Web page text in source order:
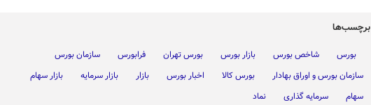
برچسب‌ها
بورس شاخص بورس بازار بورس بورس تهران فرابورس
سازمان بورس
سازمان بورس و اوراق بهادار
بورس کالا اخبار بورس بازار بازار سرمایه
بازار سهام
سهام
سرمایه گذاری نماد